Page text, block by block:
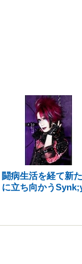
闘病生活を経て新
に立ち向かう